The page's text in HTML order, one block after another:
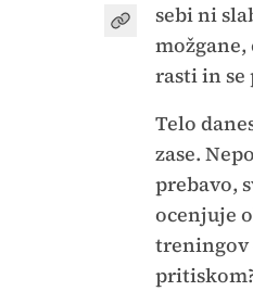
sebi ni
rasti in se
Telo
zase.
prebavo,
ocenjuje
treningov